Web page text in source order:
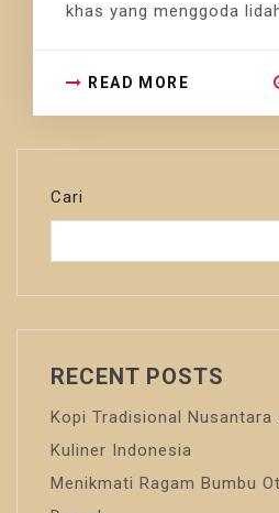
khas yang menggoda
READ MORE
Cari
RECENT POSTS
Kopi Tradisional Nusantara
Kuliner Indonesia
Menikmati Ragam Bumbu